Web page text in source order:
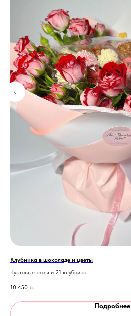
Клубника в шоколаде и цветы
Кустовые розы и 21 клубника
10 450 р.
Подробнее